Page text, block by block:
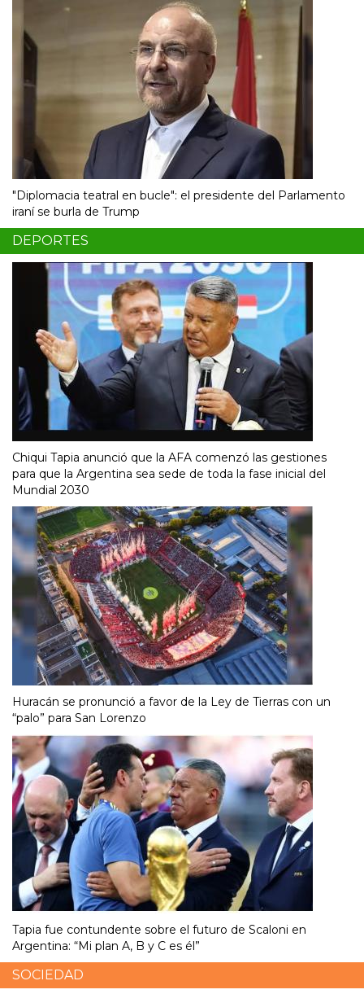
"Diplomacia teatral en bucle": el presidente del Parlamento
iraní se burla de Trump
DEPORTES
Chiqui Tapia anunció que la AFA comenzó las gestiones
para que la Argentina sea sede de toda la fase inicial del
Mundial 2030
Huracán se pronunció a favor de la Ley de Tierras con un
“palo” para San Lorenzo
Tapia fue contundente sobre el futuro de Scaloni en
Argentina: “Mi plan A, B y C es él”
SOCIEDAD